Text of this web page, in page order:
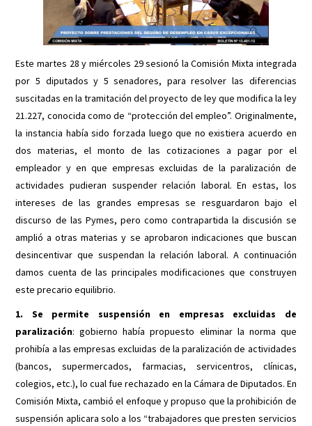
Este martes 28 y miércoles 29 sesionó la Comisión Mixta integrada
por 5 diputados y 5 senadores, para resolver las diferencias
suscitadas en la tramitación del proyecto de ley que modifica la ley
21.227, conocida como de “protección del empleo”. Originalmente,
la instancia había sido forzada luego que no existiera acuerdo en
dos materias, el monto de las cotizaciones a pagar por el
empleador y en que empresas excluidas de la paralización de
actividades pudieran suspender relación laboral. En estas, los
intereses de las grandes empresas se resguardaron bajo el
discurso de las Pymes, pero como contrapartida la discusión se
amplió a otras materias y se aprobaron indicaciones que buscan
desincentivar que suspendan la relación laboral. A continuación
damos cuenta de las principales modificaciones que construyen
este precario equilibrio.
1. Se permite suspensión en empresas excluidas de
paralización: gobierno había propuesto eliminar la norma que
prohibía a las empresas excluidas de la paralización de actividades
(bancos, supermercados, farmacias, servicentros, clínicas,
colegios, etc.), lo cual fue rechazado en la Cámara de Diputados. En
Comisión Mixta, cambió el enfoque y propuso que la prohibición de
suspensión aplicara solo a los “trabajadores que presten servicios